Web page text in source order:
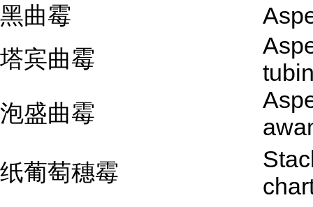
黑曲霉
塔宾曲霉
泡盛曲霉
纸葡萄穗霉